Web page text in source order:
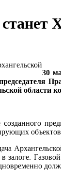
30
созданного